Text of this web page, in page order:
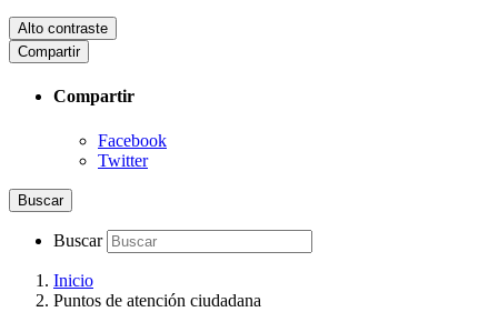
Alto contraste
Compartir
Compartir
Facebook
Twitter
Buscar
Buscar
Inicio
Puntos de atención ciudadana